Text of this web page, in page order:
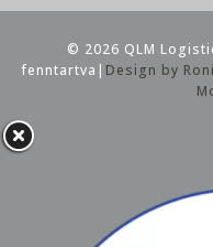
© 2026 QLM
fenntartva| Design by